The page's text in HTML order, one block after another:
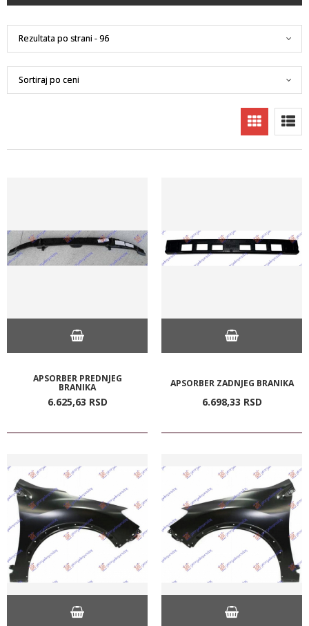
APSORBER PREDNJEG
BRANIKA
6.625,63 RSD
APSORBER ZADNJEG BRANIKA
6.698,33 RSD